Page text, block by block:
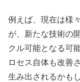
例えば、現在は様
が、新たな技術の
クル可能となる可
ロセス自体も改善
生み出されるかも